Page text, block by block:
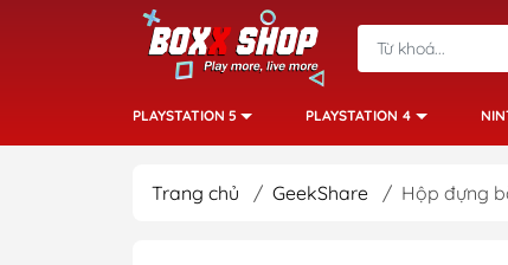
PLAYSTATION 5 PLAYSTATION 4
Trang chủ / GeekShare / Hộp đựng